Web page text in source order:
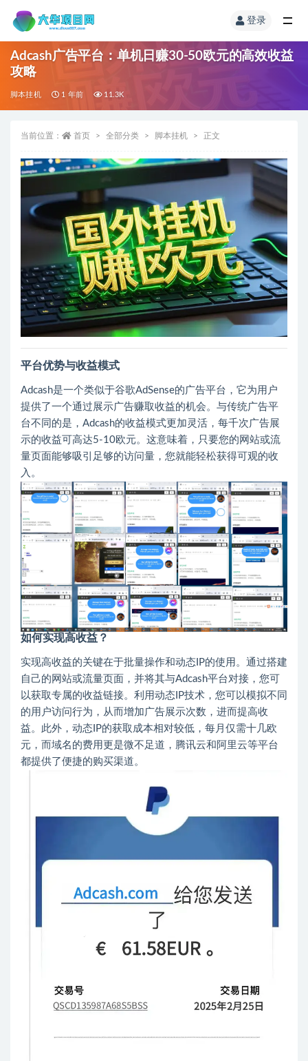
登录
Adcash广告平台：单机日赚30-50欧元的高效收益
攻略
脚本挂机 1 年前 11.3K
当前位置： 首页 全部分类 脚本挂机 正文
平台优势与收益模式
Adcash是一个类似于谷歌AdSense的广告平台，它为用户
提供了一个通过展示广告赚取收益的机会。与传统广告平
台不同的是，Adcash的收益模式更加灵活，每千次广告展
示的收益可高达5-10欧元。这意味着，只要您的网站或流
量页面能够吸引足够的访问量，您就能轻松获得可观的收
入。
如何实现高收益？
实现高收益的关键在于批量操作和动态IP的使用。通过搭建
自己的网站或流量页面，并将其与Adcash平台对接，您可
以获取专属的收益链接。利用动态IP技术，您可以模拟不同
的用户访问行为，从而增加广告展示次数，进而提高收
益。此外，动态IP的获取成本相对较低，每月仅需十几欧
元，而域名的费用更是微不足道，腾讯云和阿里云等平台
都提供了便捷的购买渠道。